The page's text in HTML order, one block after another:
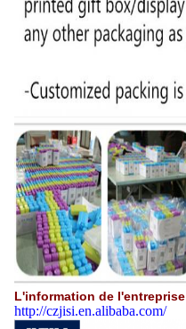
L'information de l'entreprise
http://czjisi.en.alibaba.com/